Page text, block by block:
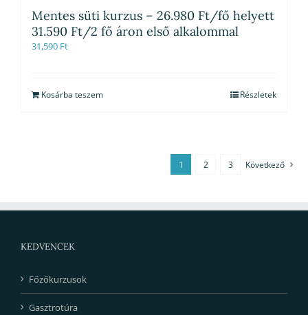
Mentes süti kurzus – 26.980 Ft/fő helyett
31.590 Ft/2 fő áron első alkalommal
31,590 Ft
Kosárba teszem Részletek
1 2 3 Következő
KEDVENCEK
Főzőkurzusok
Gasztrotúra